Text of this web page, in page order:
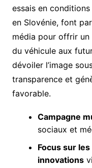
essais en
en Slovénie, font
média pour offrir
du véhicule aux
dévoiler l’image
transparence et
favorable.
Campagne
sociaux et
Focus sur
innovations